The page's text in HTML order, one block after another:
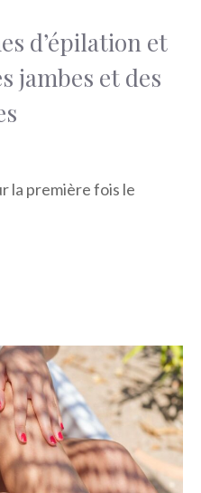
d’épilation et
jambes et des
la première fois le